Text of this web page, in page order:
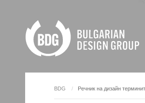
BDG Речник на дизайн